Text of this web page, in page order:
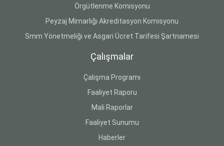
Örgütlenme Komisyonu
Peyzaj Mimarlığı Akreditasyon Komisyonu
Smm Yönetmeliği ve Asgari Ücret Tarifesi Şartnamesi
Çalışmalar
Çalışma Programı
Faaliyet Raporu
Mali Raporlar
Faaliyet Sunumu
Haberler